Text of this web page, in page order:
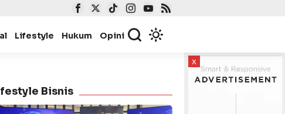
Lifestyle Hukum Opini
x
Bisnis